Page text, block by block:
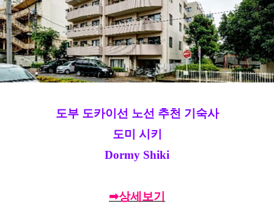
도부 도카이선 노선 추천 기숙사
도미 시키
Dormy Shiki
➡상세보기